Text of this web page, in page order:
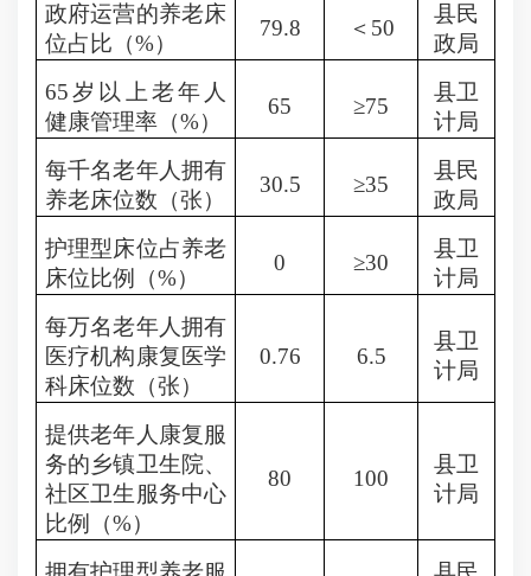
政府运营的养老床
位占比（%）
79.8 ＜ 50
县民
政局
65岁以上老年人
健康管理率（%）
65 ≥75
县卫
计局
每千名老年人拥有
养老床位数（张）
30.5 ≥35
县民
政局
护理型床位占养老
床位比例（%）
0 ≥30
县卫
计局
每万名老年人拥有
医疗机构康复医学
科床位数（张）
0.76 6.5
县卫
计局
提供老年人康复服
务的乡镇卫生院、
社区卫生服务中心
比例（%）
80 100
县卫
计局